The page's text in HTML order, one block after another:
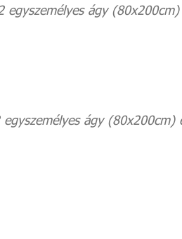
ágy (80x200cm)
ágy (80x200cm)